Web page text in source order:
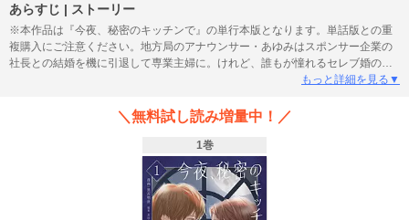
あらすじ | ストーリー
※本作品は『今夜、秘密のキッチンで』の単行本版となります。単話版との重
複購入にご注意ください。地方局のアナウンサー・あゆみはスポンサー企業の
社長との結婚を機に引退して専業主婦に。けれど、誰もが憧れるセレブ婚の実
態は夫のモラハラ、セックスレス、義母の過干渉など問題だらけで──。自分の
ゆみだが、ひょんなことから出会った年下のイタリアンシェフ・Keiが作る優し
い味わいの料理に、少しずつ本来の自分を取り戻していく──。モラハラ夫に制
裁は下るのか!?あゆみとKeiの想いの行方は？華やかな結婚生活の裏側を取り巻
く人間関係から眼が離せない──！
もっと詳細を見る▼
＼無料試し読み増量中！／
1巻